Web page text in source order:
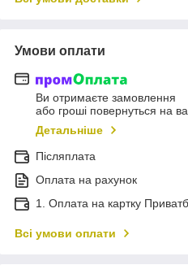
Умови оплати
Ви отримаєте замовлення
або гроші повернуться на
Детальніше
Післяплата
Оплата на рахунок
1. Оплата на картку
Всі умови оплати